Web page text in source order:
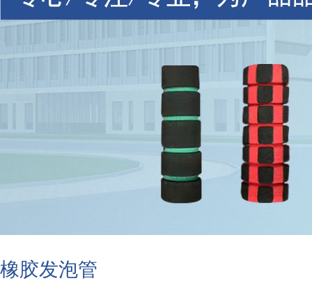
橡胶发泡管